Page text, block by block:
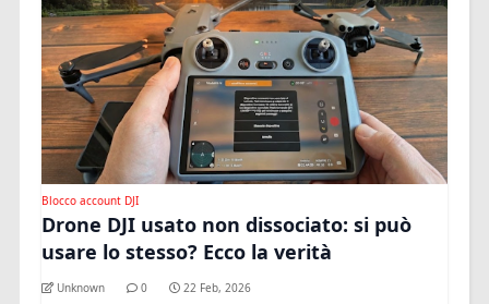
Blocco account DJI
Drone DJI usato non dissociato: si può
usare lo stesso? Ecco la verità
Unknown 0 22 Feb, 2026